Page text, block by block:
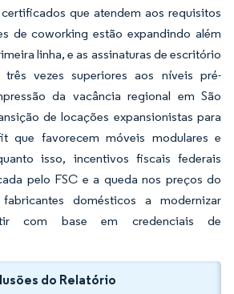
que atendem aos requisitos
de coworking estão expandindo além
linha, e as assinaturas de escritório
três vezes superiores aos níveis pré-
da vacância regional em São
de locações expansionistas para
que favorecem móveis modulares e
isso, incentivos fiscais federais
pelo FSC e a queda nos preços do
domésticos a modernizar
com base em credenciais de
do Relatório